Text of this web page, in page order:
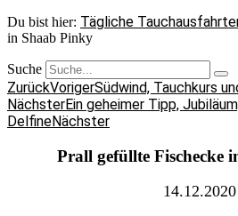
Du bist hier: Tägliche
in Shaab Pinky
Suche
ZurückVorigerSüdwind, Tauchkurs
NächsterEin geheimer Tipp,
DelfineNächster
Prall gefüllte Fischecke
14.12.2020